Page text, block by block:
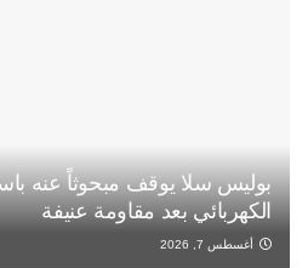
بوليس سلا يوقف مبحوثاً عنه
الكهربائي بعد مقاومة عنيفة
أغسطس 7, 2026